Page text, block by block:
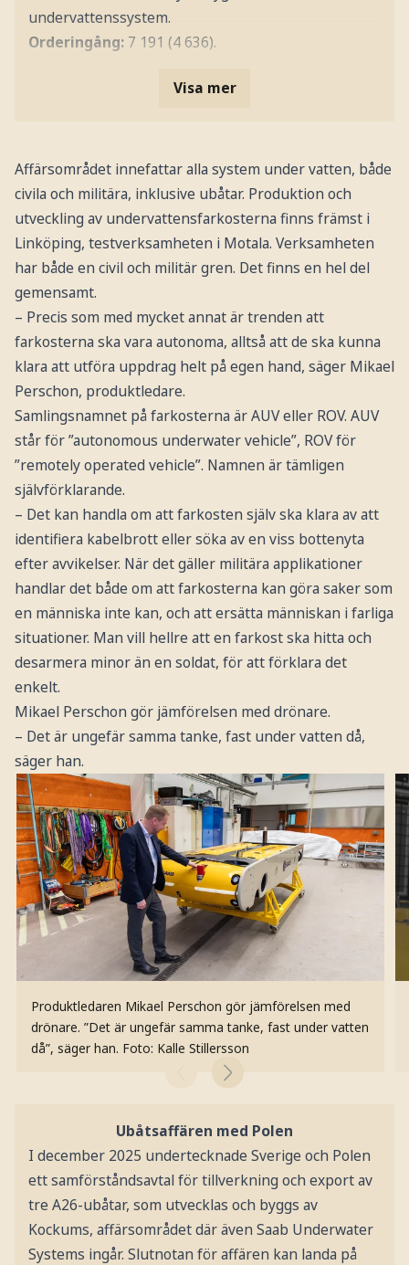
undervattenssystem.
Orderingång: 7 191 (4 636).
Visa mer
Affärsområdet innefattar alla system under vatten, både
civila och militära, inklusive ubåtar. Produktion och
utveckling av undervattensfarkosterna finns främst i
Linköping, testverksamheten i Motala. Verksamheten
har både en civil och militär gren. Det finns en hel del
gemensamt.
– Precis som med mycket annat är trenden att
farkosterna ska vara autonoma, alltså att de ska kunna
klara att utföra uppdrag helt på egen hand, säger Mikael
Perschon, produktledare.
Samlingsnamnet på farkosterna är AUV eller ROV. AUV
står för ”autonomous underwater vehicle”, ROV för
”remotely operated vehicle”. Namnen är tämligen
självförklarande.
– Det kan handla om att farkosten själv ska klara av att
identifiera kabelbrott eller söka av en viss bottenyta
efter avvikelser. När det gäller militära applikationer
handlar det både om att farkosterna kan göra saker som
en människa inte kan, och att ersätta människan i farliga
situationer. Man vill hellre att en farkost ska hitta och
desarmera minor än en soldat, för att förklara det
enkelt.
Mikael Perschon gör jämförelsen med drönare.
– Det är ungefär samma tanke, fast under vatten då,
säger han.
Produktledaren Mikael Perschon gör jämförelsen med
drönare. ”Det är ungefär samma tanke, fast under vatten
då”, säger han. Foto: Kalle Stillersson
Ubåtsaffären med Polen
I december 2025 undertecknade Sverige och Polen
ett samförståndsavtal för tillverkning och export av
tre A26-ubåtar, som utvecklas och byggs av
Kockums, affärsområdet där även Saab Underwater
Systems ingår. Slutnotan för affären kan landa på